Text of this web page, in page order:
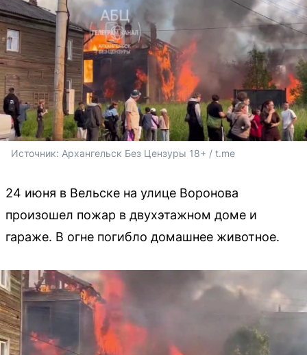
Источник: Архангельск Без Цензуры 18+ / t.me
24 июня в Вельске на улице Воронова
произошел пожар в двухэтажном доме и
гараже. В огне погибло домашнее животное.